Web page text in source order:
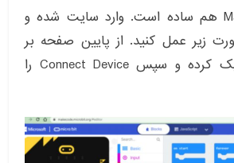
تست با MakeCode هم ساده است. وارد سایت شده و
زیر عمل کنید. از پایین صفحه بر
روی سه نقطه کلیک کرده و سپس Connect Device را